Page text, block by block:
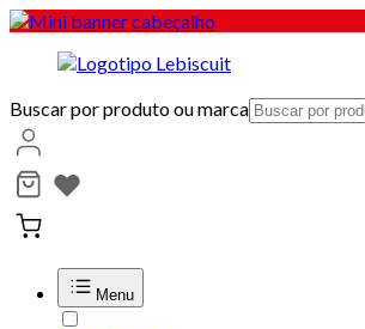
Buscar por produto ou marca
Menu